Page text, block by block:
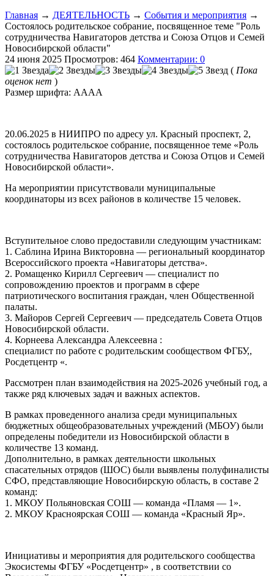
Главная → ДЕЯТЕЛЬНОСТЬ → События и мероприятия →
Состоялось родительское собрание, посвященное теме "Роль
сотрудничества Навигаторов детства и Союза Отцов и Семей
Новосибирской области"
24 июня 2025 Просмотров: 464 Комментарии: 0
( Пока
оценок нет )
Размер шрифта: AAAA
20.06.2025 в НИИПРО по адресу ул. Красный проспект, 2,
состоялось родительское собрание, посвященное теме «Роль
сотрудничества Навигаторов детства и Союза Отцов и Семей
Новосибирской области».
На мероприятии присутствовали муниципальные
координаторы из всех районов в количестве 15 человек.
Вступительное слово предоставили следующим участникам:
1. Саблина Ирина Викторовна — региональный координатор
Всероссийского проекта «Навигаторы детства».
2. Ромащенко Кирилл Сергеевич — специалист по
сопровождению проектов и программ в сфере
патриотического воспитания граждан, член Общественной
палаты.
3. Майоров Сергей Сергеевич — председатель Совета Отцов
Новосибирской области.
4. Корнеева Александра Алексеевна :
специалист по работе с родительским сообществом ФГБУ,,
Росдетцентр «.
Рассмотрен план взаимодействия на 2025-2026 учебный год, а
также ряд ключевых задач и важных аспектов.
В рамках проведенного анализа среди муниципальных
бюджетных общеобразовательных учреждений (МБОУ) были
определены победители из Новосибирской области в
количестве 13 команд.
Дополнительно, в рамках деятельности школьных
спасательных отрядов (ШОС) были выявлены полуфиналисты
СФО, представляющие Новосибирскую область, в составе 2
команд:
1. МКОУ Польяновская СОШ — команда «Пламя — 1».
2. МКОУ Красноярская СОШ — команда «Красный Яр».
Инициативы и мероприятия для родительского сообщества
Экосистемы ФГБУ «Росдетцентр» , в соответствии со